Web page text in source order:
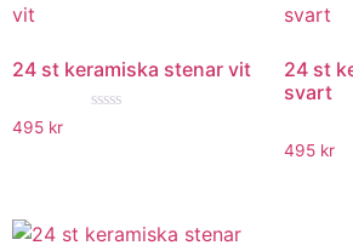
24 st keramiska stenar vit
495 kr
24 st
svart
495 kr